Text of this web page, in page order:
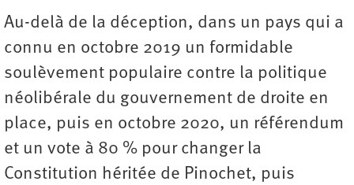
Au-delà de la déception, dans un pays qui a
connu en octobre 2019 un formidable
soulèvement populaire contre la politique
néolibérale du gouvernement de droite en
place, puis en octobre 2020, un référendum
et un vote à 80 % pour changer la
Constitution héritée de Pinochet, puis